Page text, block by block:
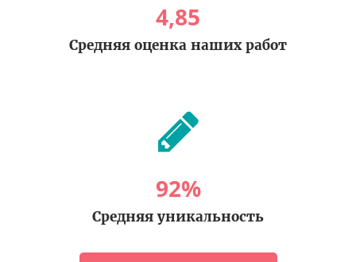
4,85
Средняя оценка наших работ
92%
Средняя уникальность